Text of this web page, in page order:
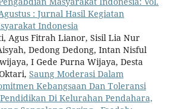
: Jurnal Hasil Kegiatan
Indonesia
Agus Fitrah Lianor, Sisil Lia Nur
Dedong Dedong, Intan Nisful
I Gede Purna Wijaya, Desta
Saung Moderasi Dalam
Kebangsaan Dan Toleransi
Di Kelurahan Pendahara,